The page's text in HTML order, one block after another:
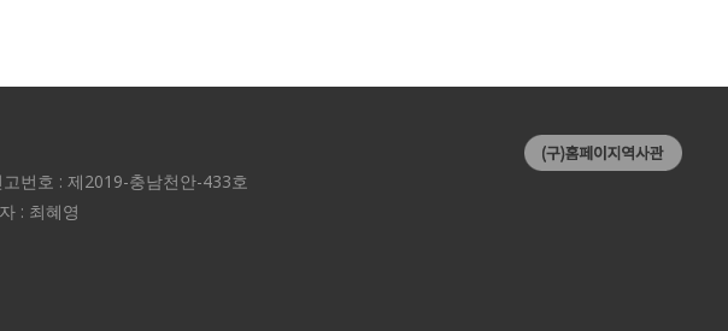
번호 : 제2019-충남천안-433호
: 최혜영